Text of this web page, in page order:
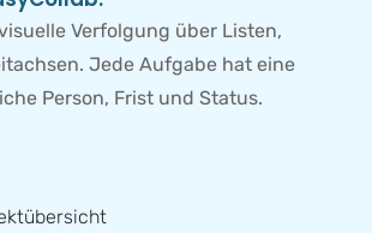
Verfolgung über Listen,
Jede Aufgabe hat eine
Person, Frist und Status.